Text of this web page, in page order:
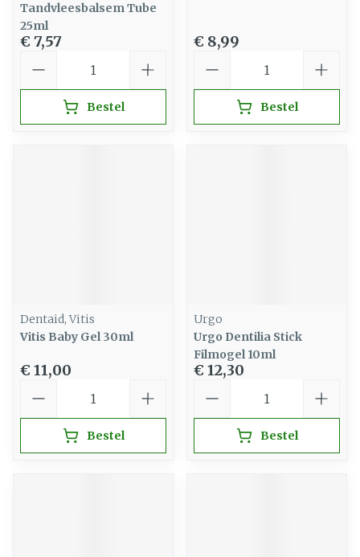
Tandvleesbalsem Tube
25ml
€ 7,57
Bestel
€ 8,99
Bestel
Dentaid, Vitis
Vitis Baby Gel 30ml
€ 11,00
Bestel
Urgo
Urgo Dentilia Stick
Filmogel 10ml
€ 12,30
Bestel